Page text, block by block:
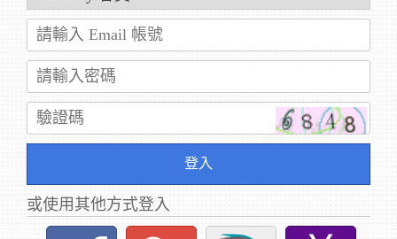
登入
或使用其他方式登入